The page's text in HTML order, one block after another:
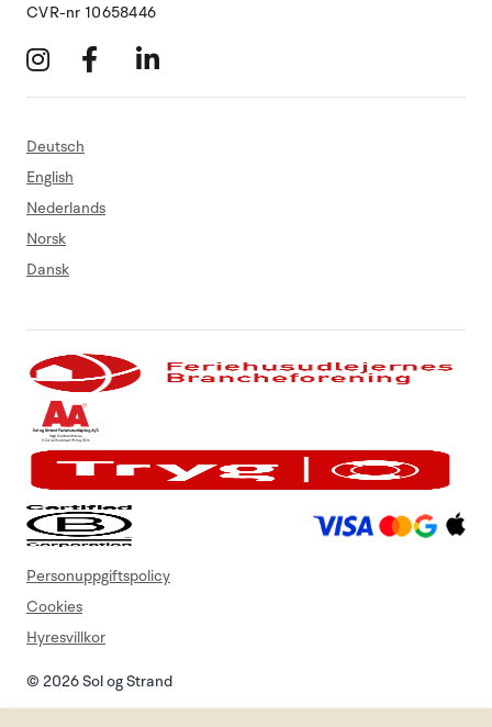
CVR-nr 10658446
Deutsch
English
Nederlands
Norsk
Dansk
© 2026 Sol og Strand
Personuppgiftspolicy
Cookies
Hyresvillkor